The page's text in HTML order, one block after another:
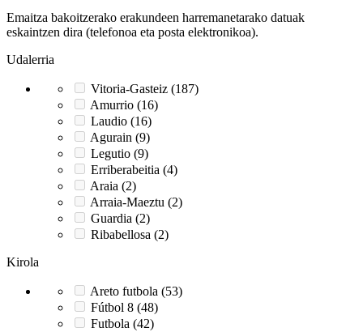
Emaitza bakoitzerako erakundeen harremanetarako datuak
eskaintzen dira (telefonoa eta posta elektronikoa).
Udalerria
Vitoria-Gasteiz (187)
Amurrio (16)
Laudio (16)
Agurain (9)
Legutio (9)
Erriberabeitia (4)
Araia (2)
Arraia-Maeztu (2)
Guardia (2)
Ribabellosa (2)
Kirola
Areto futbola (53)
Fútbol 8 (48)
Futbola (42)